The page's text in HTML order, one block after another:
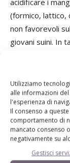
Utilizziamo
alle informazioni
l'esperienza di
Il consenso a
comportamento di
mancato consenso
negativamente su
Gestisci
acidificare i
(formico, lattico,
non favorevoli
giovani suini. In
Un
Le ulcere
complesso di
management
patologie.